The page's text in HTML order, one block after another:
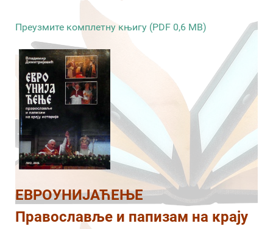
Преузмите комплетну књигу (PDF 0,6 MB)
ЕВРОУНИЈАЋЕЊЕ
Православље и папизам на крају